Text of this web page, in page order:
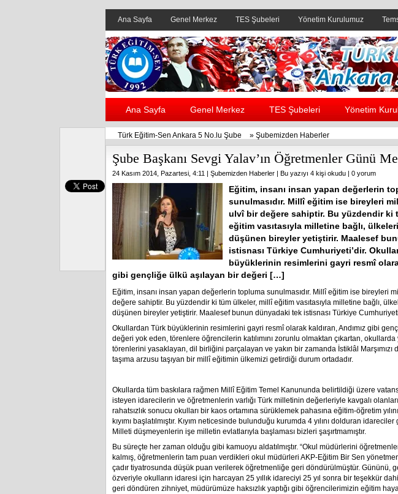
Ana Sayfa Genel Merkez TES Şubeleri Yönetim Kurulumuz
Header yanı reklam alanı
Ana Sayfa Genel Merkez TES Şubeleri Yönetim
Türk Eğitim-Sen Ankara 5 No.lu Şube » Şubemizden Haberler
Şube Başkanı Sevgi Yalav’ın Öğretmenler Günü
24 Kasım 2014, Pazartesi, 4:11 | Şubemizden Haberler | Bu yazıyı 4 kişi okudu | 0 yorum
Eğitim, insanı insan yapan değerlerin
sunulmasıdır. Millî eğitim ise bireyleri
ulvî bir değere sahiptir. Bu yüzdendir ki
eğitim vasıtasıyla milletine bağlı,
düşünen bireyler yetiştirir. Maalesef
istisnası Türkiye Cumhuriyeti’dir.
büyüklerinin resimlerini gayri resmî
gibi gençliğe ülkü aşılayan bir değeri […]
Eğitim, insanı insan yapan değerlerin topluma sunulmasıdır. Millî eğitim ise bireyleri
değere sahiptir. Bu yüzdendir ki tüm ülkeler, millî eğitim vasıtasıyla milletine bağlı,
düşünen bireyler yetiştirir. Maalesef bunun dünyadaki tek istisnası Türkiye
Okullardan Türk büyüklerinin resimlerini gayri resmî olarak kaldıran, Andımız gibi
değeri yok eden, törenlere öğrencilerin katılımını zorunlu olmaktan çıkartan,
törenlerini yasaklayan, dil birliğini parçalayan ve yakın bir zamanda İstiklâl Marşımızı
taşıma arzusu taşıyan bir millî eğitimin ülkemizi getirdiği durum ortadadır.
Okullarda tüm baskılara rağmen Millî Eğitim Temel Kanununda belirtildiği üzere
isteyen idarecilerin ve öğretmenlerin varlığı Türk milletinin değerleriyle kavgalı
rahatsızlık sonucu okulları bir kaos ortamına sürüklemek pahasına eğitim-öğretim
kıyımı başlatılmıştır. Kıyım neticesinde bulunduğu kurumda 4 yılını dolduran idareciler
Milleti düşmeyenlerin işe milletin evlatlarıyla başlaması bizleri şaşırtmamıştır.
Bu süreçte her zaman olduğu gibi kamuoyu aldatılmıştır. “Okul müdürlerini
kalmış, öğretmenlerin tam puan verdikleri okul müdürleri AKP-Eğitim Bir Sen
çadır tiyatrosunda düşük puan verilerek öğretmenliğe geri döndürülmüştür. Gününü,
özveriyle okulların idaresi için harcayan 25 yıllık idareciyi 25 yıl sonra bir teşekkür
geri döndüren zihniyet, müdürümüze haksızlık yaptığı gibi öğrencilerimizin eğitim